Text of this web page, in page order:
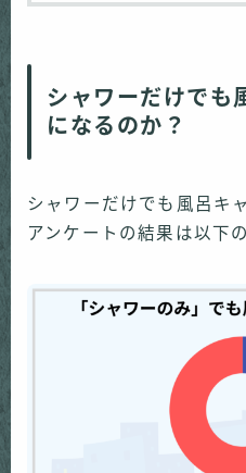
シャワーだけでも
になるのか？
シャワーだけでも風呂キ
アンケートの結果は以下